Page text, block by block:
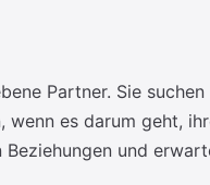
Partner. Sie
es darum geht,
und